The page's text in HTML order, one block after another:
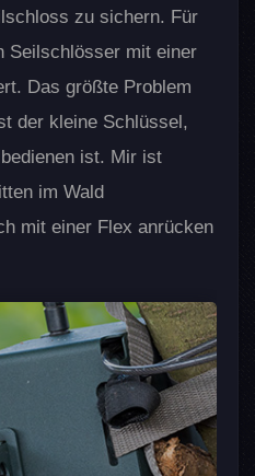
zu sichern. Für
Seilschlösser mit einer
Das größte Problem
der kleine Schlüssel,
ist. Mir ist
im Wald
mit einer Flex anrücken